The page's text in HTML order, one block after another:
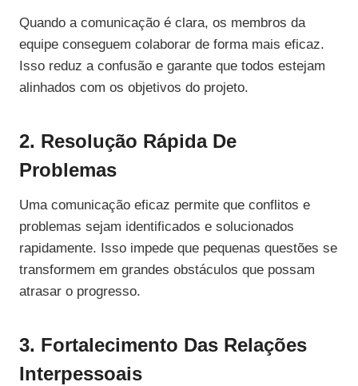
Quando a comunicação é clara, os membros da
equipe conseguem colaborar de forma mais eficaz.
Isso reduz a confusão e garante que todos estejam
alinhados com os objetivos do projeto.
2. Resolução Rápida De
Problemas
Uma comunicação eficaz permite que conflitos e
problemas sejam identificados e solucionados
rapidamente. Isso impede que pequenas questões se
transformem em grandes obstáculos que possam
atrasar o progresso.
3. Fortalecimento Das Relações
Interpessoais